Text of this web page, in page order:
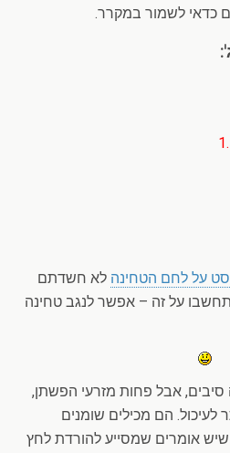
כדאי לשמור במקרר.
על לחם הטחינה לא חשדתם
על זה – אפשר לנגב טחינה
סיבים, אבל פחות מזרעי הפשתן,
הם מכילים שומנים
אומרים שמסייע להורדת לחץ